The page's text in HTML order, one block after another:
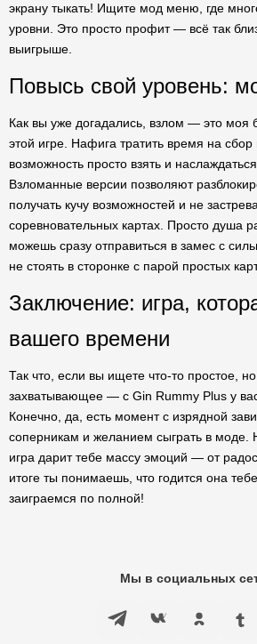
экрану тыкать! Ищите мод меню, где
уровни. Это просто профит — всё так
выигрыше.
Повысь свой уровень:
Как вы уже догадались, взлом — это моя
этой игре. Нафига тратить время на сбор
возможность просто взять и
Взломанные версии позволяют
получать кучу возможностей и не
соревновательных картах. Просто душа
можешь сразу отправиться в замес с
не стоять в сторонке с парой простых
Заключение: игра,
вашего времени
Так что, если вы ищете что-то простое,
захватывающее — с Gin Rummy Plus у
Конечно, да, есть момент с изрядной
соперникам и желанием сыграть в моде.
игра дарит тебе массу эмоций — от
итоге ты понимаешь, что годится она
заиграемся по полной!
Мы в социальных